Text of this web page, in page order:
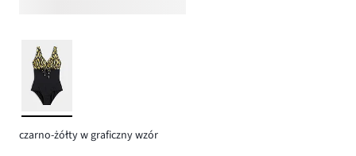
czarno-żółty w graficzny wzór